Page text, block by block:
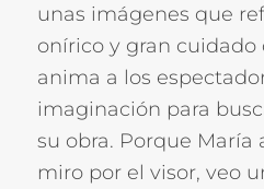
unas imágenes que
onírico y gran
anima a los
imaginación para
su obra. Porque María
miro por el visor, veo